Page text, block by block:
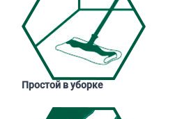
Простой в уборке